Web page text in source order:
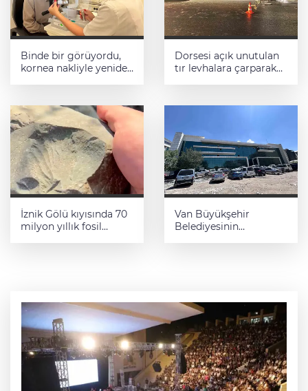
Binde bir görüyordu,
kornea nakliyle yeniden
Dorsesi açık unutulan
tır levhalara çarparak
İznik Gölü kıyısında 70
milyon yıllık fosil
Van Büyükşehir
Belediyesinin